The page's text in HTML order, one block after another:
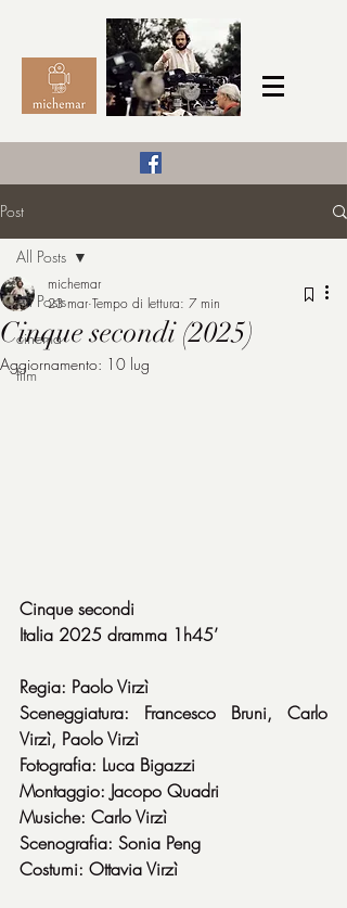
michemar
Post
All Posts
cinema
film
All Posts
Cinque secondi (2025)
michemar
23 mar Tempo di lettura: 7 min
Aggiornamento: 10 lug
Cinque secondi
Italia 2025 dramma 1h45’
Regia: Paolo Virzì
Sceneggiatura: Francesco Bruni, Carlo
Virzì, Paolo Virzì
Fotografia: Luca Bigazzi
Montaggio: Jacopo Quadri
Musiche: Carlo Virzì
Scenografia: Sonia Peng
Costumi: Ottavia Virzì